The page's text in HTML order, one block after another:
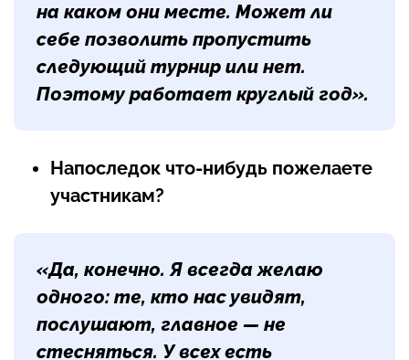
на каком они месте. Может ли
себе позволить пропустить
следующий турнир или нет.
Поэтому работает круглый год».
Напоследок что-нибудь пожелаете
участникам?
«Да, конечно. Я всегда желаю
одного: те, кто нас увидят,
послушают, главное — не
стесняться. У всех есть